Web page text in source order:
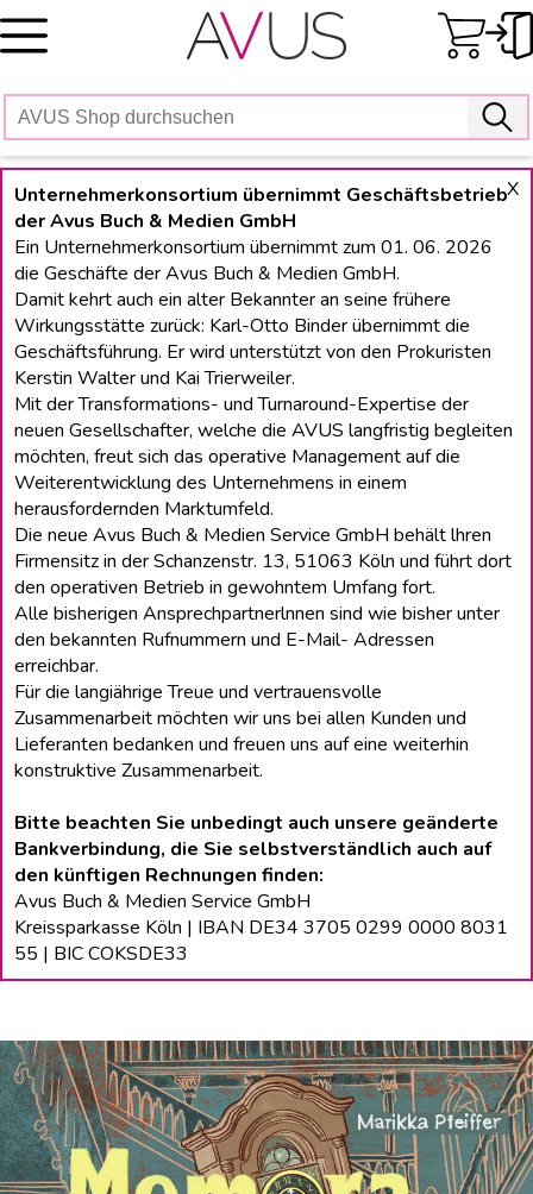
Skip
to
X
Unternehmerkonsortium übernimmt Geschäftsbetrieb
der Avus Buch & Medien GmbH
Ein Unternehmerkonsortium übernimmt zum 01. 06. 2026
die Geschäfte der Avus Buch & Medien GmbH.
Damit kehrt auch ein alter Bekannter an seine frühere
Wirkungsstätte zurück: Karl-Otto Binder übernimmt die
Geschäftsführung. Er wird unterstützt von den Prokuristen
Kerstin Walter und Kai Trierweiler.
Mit der Transformations- und Turnaround-Expertise der
neuen Gesellschafter, welche die AVUS langfristig begleiten
möchten, freut sich das operative Management auf die
Weiterentwicklung des Unternehmens in einem
herausfordernden Marktumfeld.
Die neue Avus Buch & Medien Service GmbH behält lhren
Firmensitz in der Schanzenstr. 13, 51063 Köln und führt dort
den operativen Betrieb in gewohntem Umfang fort.
Alle bisherigen Ansprechpartnerlnnen sind wie bisher unter
den bekannten Rufnummern und E-Mail- Adressen
erreichbar.
Für die langiährige Treue und vertrauensvolle
Zusammenarbeit möchten wir uns bei allen Kunden und
Lieferanten bedanken und freuen uns auf eine weiterhin
konstruktive Zusammenarbeit.
Bitte beachten Sie unbedingt auch unsere geänderte
Bankverbindung, die Sie selbstverständlich auch auf
den künftigen Rechnungen finden:
Avus Buch & Medien Service GmbH
Kreissparkasse Köln | IBAN DE34 3705 0299 0000 8031
55 | BIC COKSDE33